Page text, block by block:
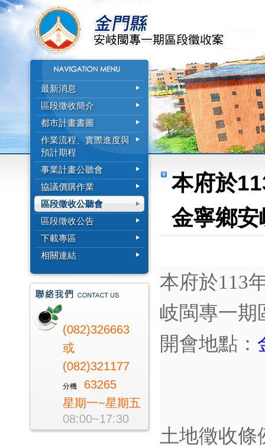
最新消息
區段徵收簡介
都市計畫書圖
作業流程、實際進度與
預計期程
事業計畫公聽會
協議價購作業
區段徵收公聽會
區段徵收公告
下載專區
相關連結
(082)326663
或
(082)321177
分機 63265
星期一~星期五
08:00~17:30
本府於
金寧鄉
本府於113
岐閩專一期
開會地點：
土地徵收條